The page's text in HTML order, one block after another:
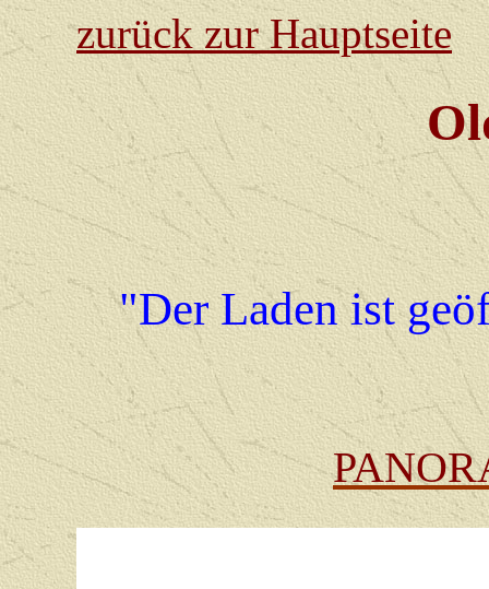
zurück zur Hauptseite
"Der Laden ist